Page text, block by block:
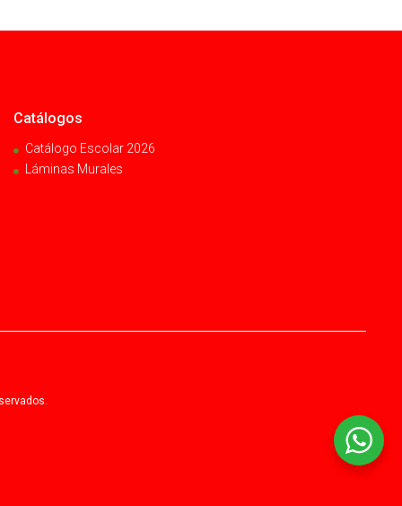
Catálogos
Catálogo Escolar 2026
Láminas Murales